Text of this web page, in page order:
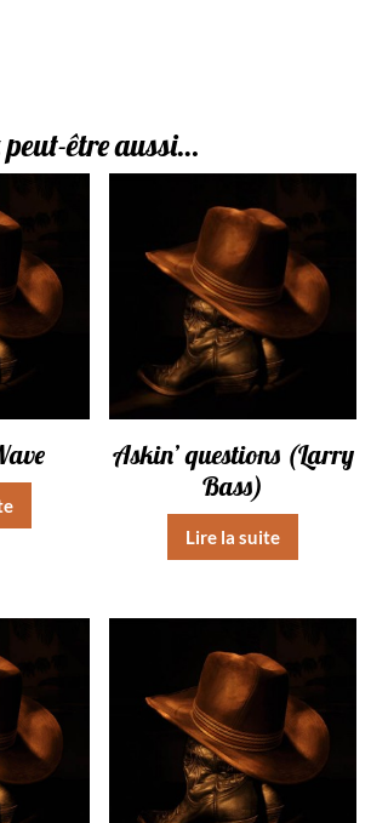
être aussi…
Askin’ questions (Larry
Bass)
Lire la suite